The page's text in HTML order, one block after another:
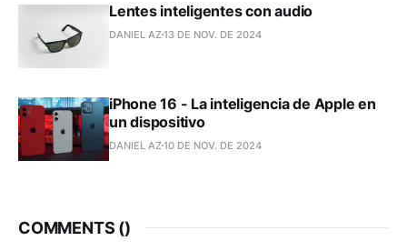
Lentes inteligentes con audio
DANIEL AZ13 DE NOV. DE 2024
iPhone 16 - La inteligencia de Apple en
un dispositivo
DANIEL AZ10 DE NOV. DE 2024
COMMENTS ()